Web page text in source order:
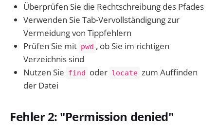
Überprüfen Sie die Rechtschreibung des Pfades
Verwenden Sie Tab-Vervollständigung zur
Vermeidung von Tippfehlern
Prüfen Sie mit pwd , ob Sie im richtigen
Verzeichnis sind
Nutzen Sie find oder locate zum Auffinden
der Datei
Fehler 2: "Permission denied"